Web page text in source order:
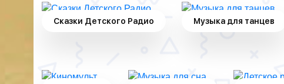
Сказки Детского Радио Музыка для танцев